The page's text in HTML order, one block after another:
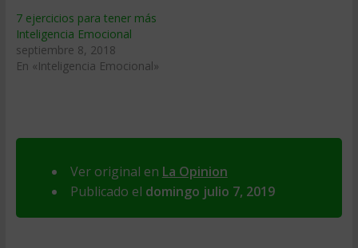
7 ejercicios para tener más
Inteligencia Emocional
septiembre 8, 2018
En «Inteligencia Emocional»
Ver original en La Opinion
Publicado el domingo julio 7, 2019